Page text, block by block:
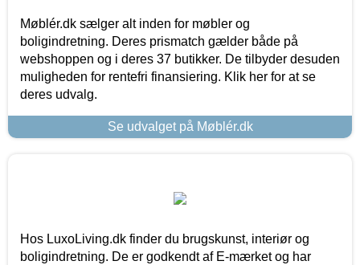
Møblér.dk sælger alt inden for møbler og
boligindretning. Deres prismatch gælder både på
webshoppen og i deres 37 butikker. De tilbyder desuden
muligheden for rentefri finansiering. Klik her for at se
deres udvalg.
Se udvalget på Møblér.dk
Hos LuxoLiving.dk finder du brugskunst, interiør og
boligindretning. De er godkendt af E-mærket og har